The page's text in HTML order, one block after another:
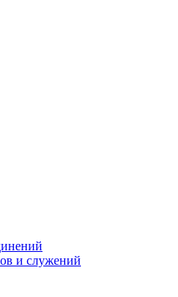
и служений